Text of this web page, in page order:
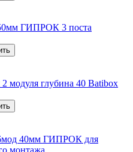
ГИПРОК 3 поста
модуля глубина 40 Batibox
6мод 40мм ГИПРОК для